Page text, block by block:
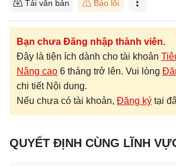
Tải văn bản Báo lỗi
Bạn chưa Đăng nhập thành viên.
Đây là tiện ích dành cho tài khoản
Nâng cao 6 tháng trở lên. Vui lòng
chi tiết Nội dung.
Nếu chưa có tài khoản, Đăng ký tại
QUYẾT ĐỊNH CÙNG LĨNH